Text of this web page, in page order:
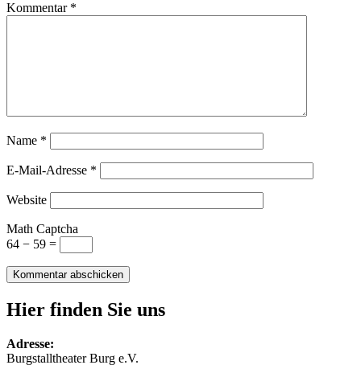
Kommentar *
Name *
E-Mail-Adresse *
Website
Math Captcha
64 − 59 =
Hier finden Sie uns
Adresse:
Burgstalltheater Burg e.V.